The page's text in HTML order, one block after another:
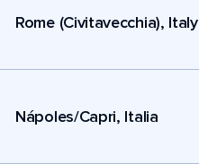
Rome (Civitavecchia), Italy
Nápoles/Capri, Italia